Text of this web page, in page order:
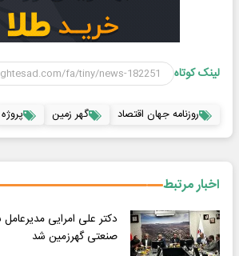
لینک کوتاه
روزنامه جهان اقتصاد گهر زمین پروژه
اخبار مرتبط
دکتر علی امرایی
صنعتی گهرزمین شد